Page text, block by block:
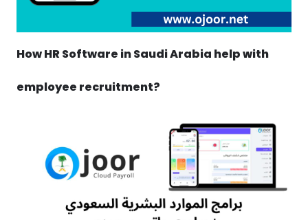
How HR Software in Saudi Arabia help with
employee recruitment?